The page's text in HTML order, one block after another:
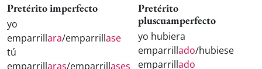
Pretérito imperfecto
yo
emparrillara/emparrillase
tú
emparrillaras/emparrillases
Pretérito
pluscuamperfecto
yo hubiera
emparrillado/hubiese
emparrillado